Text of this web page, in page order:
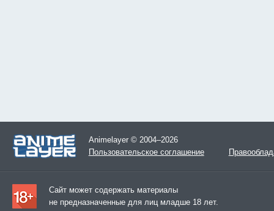
Animelayer © 2004–2026
Пользовательское соглашение
Сайт может содержать материалы
не предназначенные для лиц младше 18 лет.